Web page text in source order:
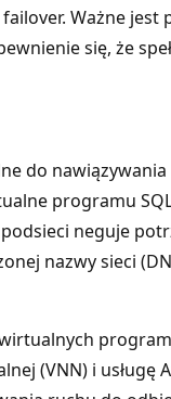
Ważne
się, że
do
programu
neguje
nazwy sieci
(VNN) i usługę